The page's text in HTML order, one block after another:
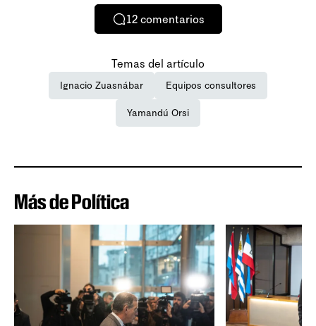
12 comentarios
Temas del artículo
Ignacio Zuasnábar Equipos consultores
Yamandú Orsi
Más de Política